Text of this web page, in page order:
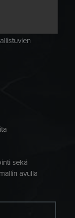
ja
sekä
avulla